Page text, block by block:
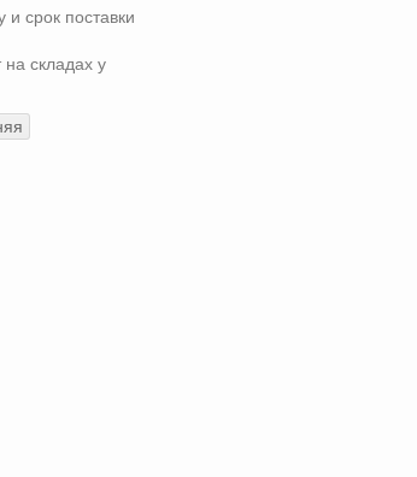
и срок поставки
на складах у